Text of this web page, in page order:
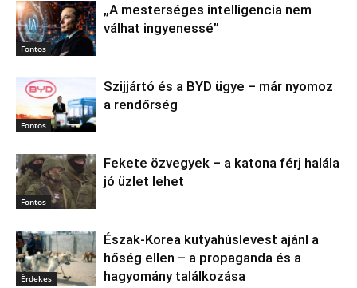
Fontos
„A mesterséges intelligencia nem
válhat ingyenessé”
Fontos
Szijjártó és a BYD ügye – már nyomoz
a rendőrség
Fontos
Fekete özvegyek – a katona férj halála
jó üzlet lehet
Érdekes
Észak‑Korea kutyahúslevest ajánl a
hőség ellen – a propaganda és a
hagyomány találkozása